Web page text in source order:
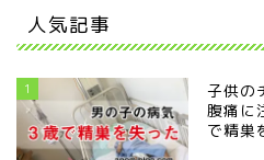
人気記事
1
子供の
腹痛に
で精巣